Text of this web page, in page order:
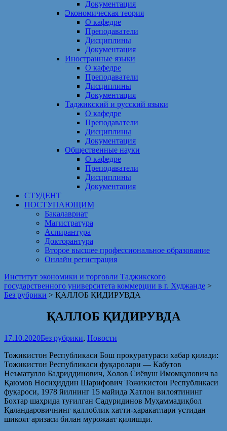
Документация
Экономическая теория
О кафедре
Преподаватели
Дисциплины
Документация
Иностранные языки
О кафедре
Преподаватели
Дисциплины
Документация
Таджикский и русский языки
О кафедре
Преподаватели
Дисциплины
Документация
Общественные науки
О кафедре
Преподаватели
Дисциплины
Документация
СТУДЕНТ
ПОСТУПАЮЩИМ
Бакалавриат
Магистратура
Аспирантура
Докторантура
Второе высшее профессиональное образование
Онлайн регистрация
Институт экономики и торговли Таджикского
государственного университета коммерции в г. Худжанде >
Без рубрики > ҚАЛЛОБ ҚИДИРУВДА
ҚАЛЛОБ ҚИДИРУВДА
17.10.2020Без рубрики, Новости
Тожикистон Республикаси Бош прокуратураси хабар қилади:
Тожикистон Республикаси фуқаролари — Кабутов
Неъматулло Бадриддинович, Холов Сиёвуш Имомқулович ва
Қаюмов Носиҳиддин Шарифович Тожикистон Республикаси
фуқароси, 1978 йилнинг 15 майида Хатлон вилоятининг
Бохтар шаҳрида туғилган Садуридинов Муҳаммадиқбол
Қаландаровичнинг қаллоблик хатти-ҳаракатлари устидан
шикоят аризаси билан мурожаат қилишди.